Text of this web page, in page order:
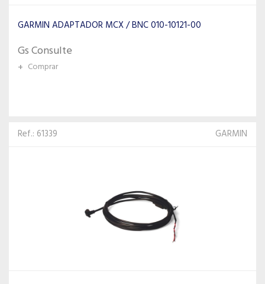
GARMIN ADAPTADOR MCX / BNC 010-10121-00
Gs Consulte
+ Comprar
Ref.: 61339 GARMIN